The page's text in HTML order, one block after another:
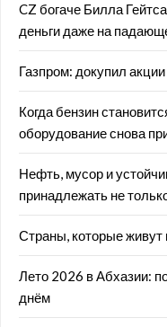
CZ богаче Билла
деньги даже на
Газпром: докупил
Когда бензин
оборудование снова
Нефть, мусор и
принадлежать не
Страны, которые живут
Лето 2026 в Абхазии:
днём